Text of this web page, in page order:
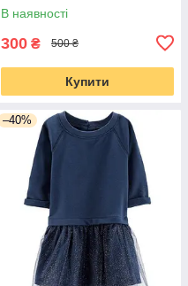
В наявності
300 ₴ 500 ₴
Купити
–40%